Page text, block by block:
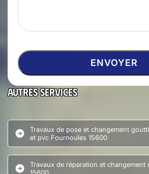
Autres services
Travaux de pose et changement
et pvc Fournoules 15600
Travaux de réparation et changement
15600